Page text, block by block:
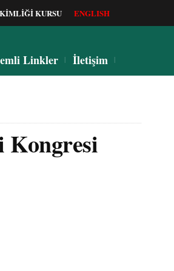
KURSU ENGLISH
Linkler İletişim
Kongresi